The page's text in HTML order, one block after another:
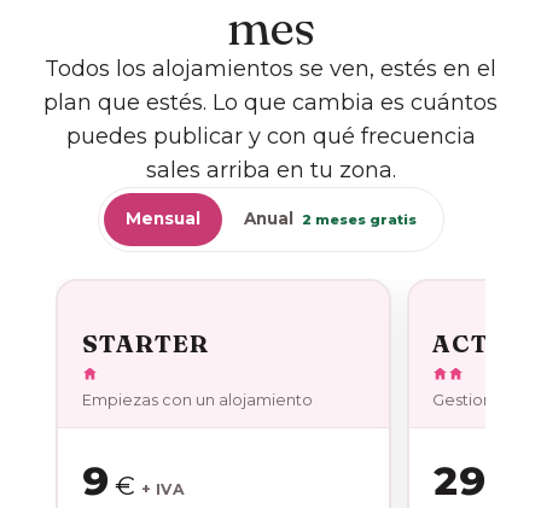
mes
Todos los alojamientos se ven, estés en el
plan que estés. Lo que cambia es cuántos
puedes publicar y con qué frecuencia
sales arriba en tu zona.
Mensual Anual 2 meses gratis
STARTER
Empiezas con un alojamiento
9 € + IVA
ACTIVE
Gestionas
29